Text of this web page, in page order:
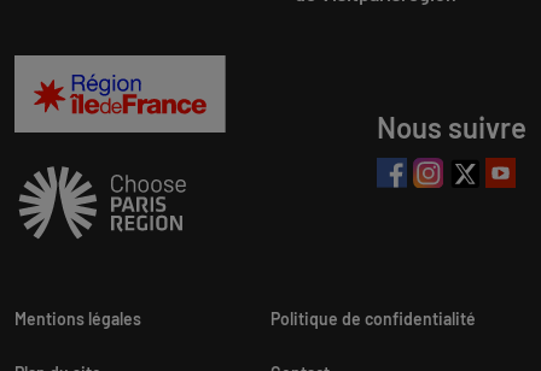
Nous suivre
Mentions légales Politique de confidentialité